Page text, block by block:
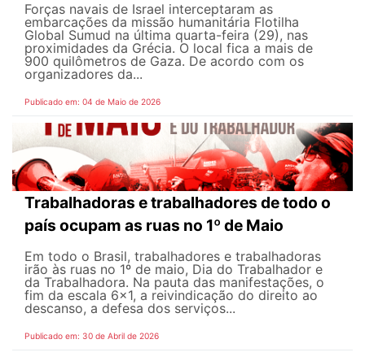
Forças navais de Israel interceptaram as
embarcações da missão humanitária Flotilha
Global Sumud na última quarta-feira (29), nas
proximidades da Grécia. O local fica a mais de
900 quilômetros de Gaza. De acordo com os
organizadores da...
Publicado em: 04 de Maio de 2026
Trabalhadoras e trabalhadores de todo o
país ocupam as ruas no 1º de Maio
Em todo o Brasil, trabalhadores e trabalhadoras
irão às ruas no 1º de maio, Dia do Trabalhador e
da Trabalhadora. Na pauta das manifestações, o
fim da escala 6×1, a reivindicação do direito ao
descanso, a defesa dos serviços...
Publicado em: 30 de Abril de 2026